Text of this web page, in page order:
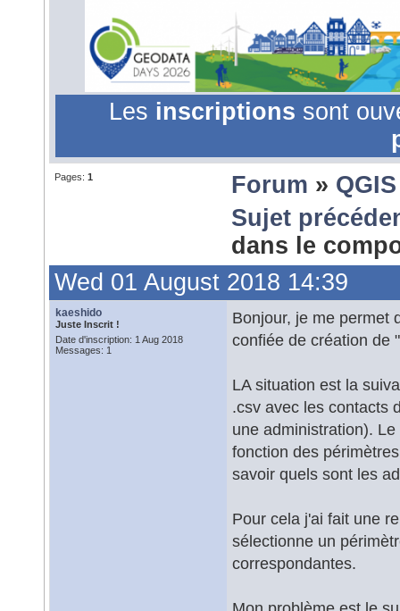
Les inscriptions sont
Pages: 1 Forum » QGIS
Sujet
dans le
Wed 01 August 2018 14:39
kaeshido
Juste Inscrit !
Date d'inscription: 1 Aug 2018
Messages: 1
Bonjour, je me permet
confiée de création de
LA situation est la
.csv avec les contacts
une administration).
fonction des
savoir quels sont les
Pour cela j'ai fait une
sélectionne un
correspondantes.